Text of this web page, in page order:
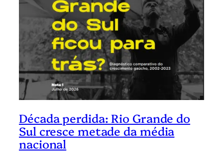
Década perdida: Rio Grande do
Sul cresce metade da média
nacional